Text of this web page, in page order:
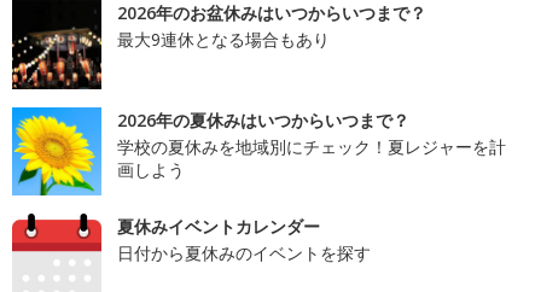
2026年のお盆休みはいつからいつまで？
最大9連休となる場合もあり
2026年の夏休みはいつからいつまで？
学校の夏休みを地域別にチェック！夏レジャーを計
画しよう
夏休みイベントカレンダー
日付から夏休みのイベントを探す